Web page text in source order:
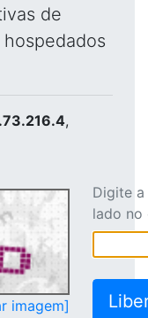
de
,
imagem]
Digite
lado no